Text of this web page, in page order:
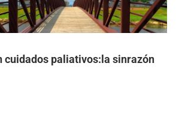
cuidados paliativos:la sinrazón